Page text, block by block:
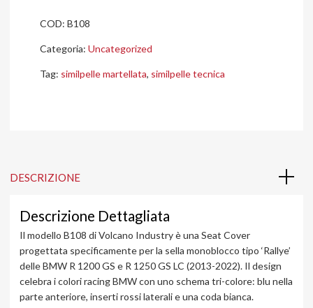
COD: B108
Categoria: Uncategorized
Tag: similpelle martellata, similpelle tecnica
DESCRIZIONE
Descrizione Dettagliata
Il modello B108 di Volcano Industry è una Seat Cover
progettata specificamente per la sella monoblocco tipo ‘Rallye’
delle BMW R 1200 GS e R 1250 GS LC (2013-2022). Il design
celebra i colori racing BMW con uno schema tri-colore: blu nella
parte anteriore, inserti rossi laterali e una coda bianca.